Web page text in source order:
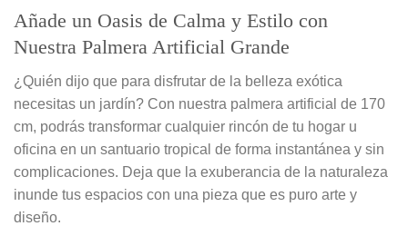
Añade un Oasis de Calma y Estilo con
Nuestra Palmera Artificial Grande
¿Quién dijo que para disfrutar de la belleza exótica
necesitas un jardín? Con nuestra palmera artificial de 170
cm, podrás transformar cualquier rincón de tu hogar u
oficina en un santuario tropical de forma instantánea y sin
complicaciones. Deja que la exuberancia de la naturaleza
inunde tus espacios con una pieza que es puro arte y
diseño.